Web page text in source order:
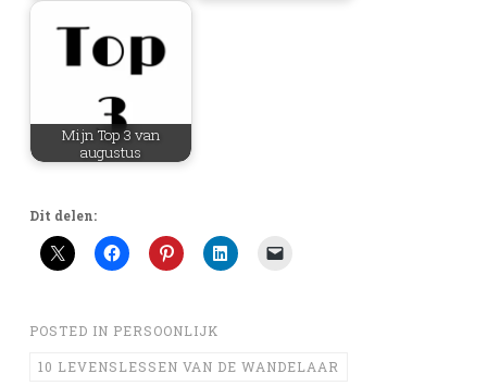
Mijn Top 3 van
augustus
Dit delen:
POSTED IN PERSOONLIJK
10 LEVENSLESSEN VAN DE WANDELAAR